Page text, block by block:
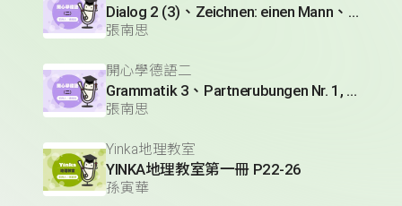
Dialog 2 (3)、Zeichnen: einen Mann、Lesetext 1(1)
張南思
開心學德語二
Grammatik 3、Partnerubungen Nr. 1, 3、Dialog 2(1)
張南思
Yinka地理教室
YINKA地理教室第一冊 P22-26
孫寅華